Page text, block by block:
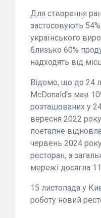
Для створення
застосовують 54%
українського
близько 60%
надходять від
Відомо, що до 24
McDonald's мав
розташованих у
вересня 2022
поетапне
червень 2024
ресторан, а
мережі досягла
15 листопада у
роботу новий